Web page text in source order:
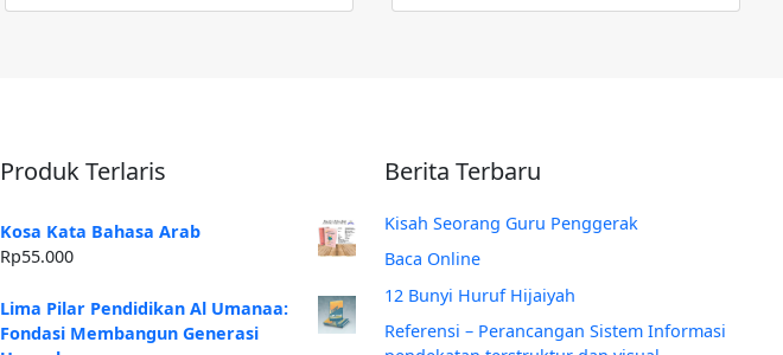
Produk Terlaris
Kosa Kata Bahasa Arab
Rp55.000
Lima Pilar Pendidikan Al Umanaa:
Fondasi Membangun Generasi
Berita Terbaru
Kisah Seorang Guru Penggerak
Baca Online
12 Bunyi Huruf Hijaiyah
Referensi – Perancangan Sistem Informasi